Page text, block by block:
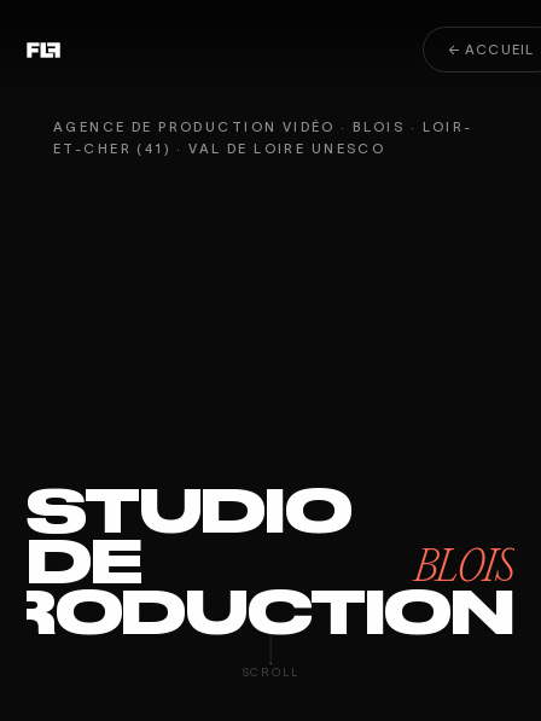
← ACCUEIL
AGENCE DE
AGENCE DE PRODUCTION VIDÉO · BLOIS · LOIR-
ET-CHER (41) · VAL DE LOIRE UNESCO
STUDIO
DE BLOIS
SCROLL